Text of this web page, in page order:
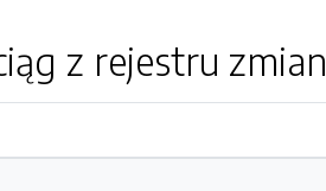
z rejestru zmian